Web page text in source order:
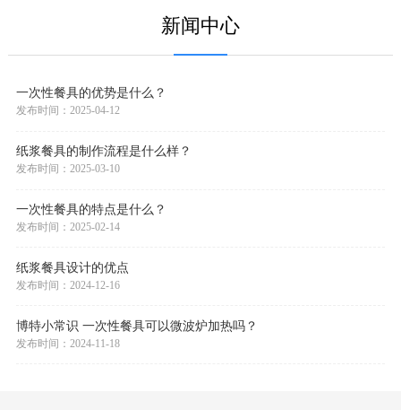
新闻中心
一次性餐具的优势是什么？
发布时间：2025-04-12
纸浆餐具的制作流程是什么样？
发布时间：2025-03-10
一次性餐具的特点是什么？
发布时间：2025-02-14
纸浆餐具设计的优点
发布时间：2024-12-16
博特小常识 一次性餐具可以微波炉加热吗？
发布时间：2024-11-18